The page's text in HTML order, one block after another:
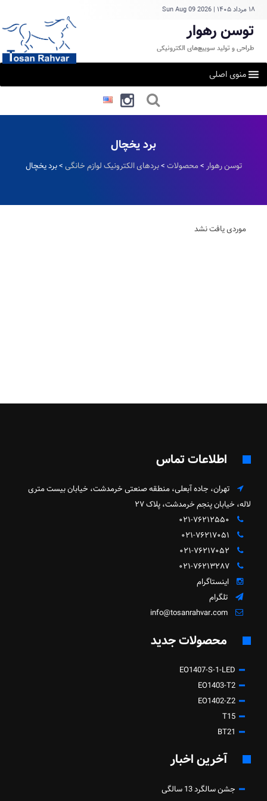
۱۸ مرداد ۱۴۰۵ |
Sun Aug 09 2026
توسن رهوار
طراحی و تولید سوییچ‌های الکترونیکی
منوی اصلی
برد یخچال
توسن رهوار >محصولات>بردهای الکترونیک لوازم خانگی>برد یخچال
موردی یافت نشد
اطلاعات تماس
تهران، جاده آبعلی، منطقه صنعتی خرمدشت، خیابان بیست متری
لاله، خیابان پنجم خرمدشت، پلاک ۲۷
۰۲۱-۷۶۲۱۲۵۵۰
۰۲۱-۷۶۲۱۷۰۵۱
۰۲۱-۷۶۲۱۷۰۵۲
۰۲۱-۷۶۲۱۳۲۸۷
اینستاگرام
تلگرام
info@tosanrahvar.com
محصولات جدید
EO1407-S-1-LED
EO1403-T2
EO1402-Z2
T15
BT21
آخرین اخبار
جشن سالگرد 13 سالگی